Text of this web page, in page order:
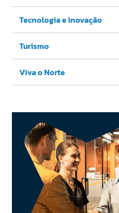
Tecnologia e inovação
Turismo
Viva o Norte